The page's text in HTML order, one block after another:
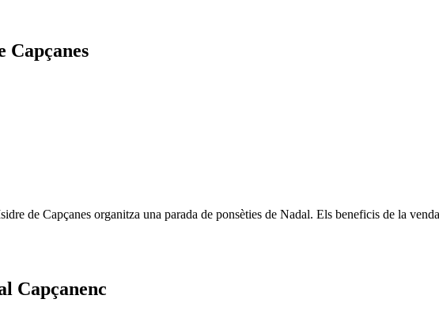
Capçanes
de Capçanes organitza una parada de ponsèties de Nadal. Els beneficis de la
Capçanenc